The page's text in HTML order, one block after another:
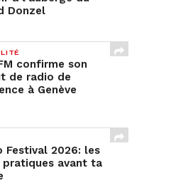
Donzel
confirme son
de radio de
à Genève
Festival 2026: les
pratiques avant ta